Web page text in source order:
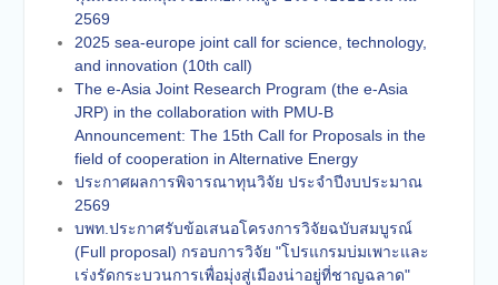
2569
2025 sea-europe joint call for science, technology,
and innovation (10th call)
The e-Asia Joint Research Program (the e-Asia
JRP) in the collaboration with PMU-B
Announcement: The 15th Call for Proposals in the
field of cooperation in Alternative Energy
ประกาศผลการพิจารณาทุนวิจัย ประจำปีงบประมาณ
2569
บพท.ประกาศรับข้อเสนอโครงการวิจัยฉบับสมบูรณ์
(Full proposal) กรอบการวิจัย "โปรแกรมบ่มเพาะและ
เร่งรัดกระบวนการเพื่อมุ่งสู่เมืองน่าอยู่ที่ชาญฉลาด"